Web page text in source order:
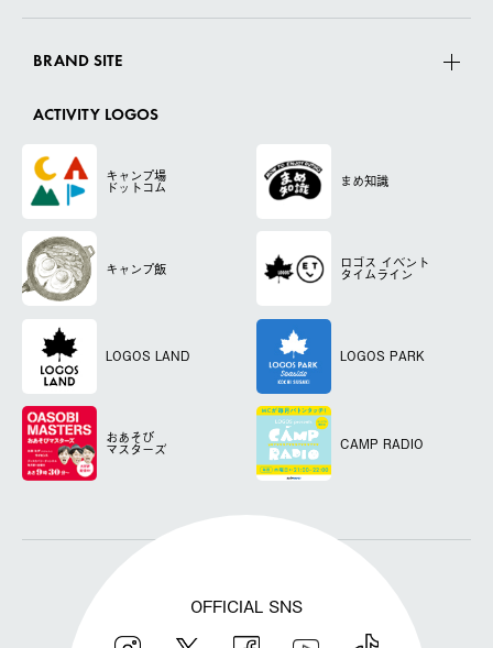
BRAND SITE
ACTIVITY LOGOS
キャンプ場
ドットコム まめ知識
キャンプ飯 ロゴス イベント
タイムライン
LOGOS LAND LOGOS PARK
おあそび
マスターズ CAMP RADIO
OFFICIAL SNS